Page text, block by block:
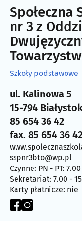
Społeczna
nr 3 z
Szkoły podstawowe
ul. Kalinowa 5
15-794 Białystok
85 654 36 42
fax. 85 654 36 42
sspnr3bto@wp.pl
Czynne: PN - PT:
Sekretariat: 7.00 -
Karty płatnicze: nie